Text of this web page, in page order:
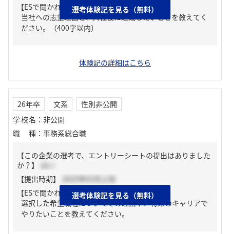
【ESで聞かれた質問】
当社への志望理由と、入社後に達成したいことを教えてく
ださい。（400字以内）
体験記の詳細はこちら
選考体験記を見る（無料）
26年卒 文系
性別非公開
学校名 ： 非公開
職種 ： 事務系総合職
【この企業の選考で、エントリーシートの提出はありました
か？】
はい
【提出時期】
2025年02月上旬
【ESで聞かれた質問】
選択した希望職種についてその理由や、将来のキャリアで
やりたいことを教えてください。
選考体験記を見る（無料）